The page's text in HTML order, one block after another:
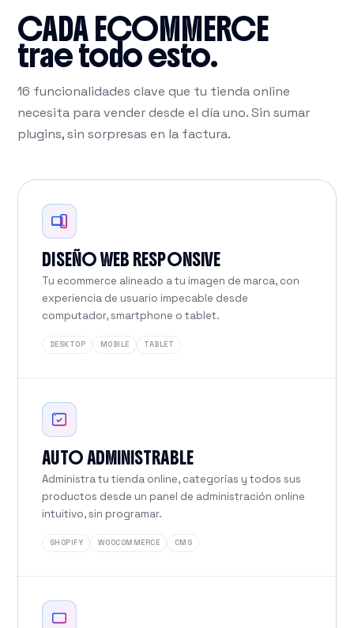
CADA ECOMMERCE
trae todo esto.
16 funcionalidades clave que tu tienda online
necesita para vender desde el día uno. Sin sumar
plugins, sin sorpresas en la factura.
DISEÑO WEB RESPONSIVE
Tu ecommerce alineado a tu imagen de marca, con
experiencia de usuario impecable desde
computador, smartphone o tablet.
DESKTOP MOBILE TABLET
AUTO ADMINISTRABLE
Administra tu tienda online, categorías y todos sus
productos desde un panel de administración online
intuitivo, sin programar.
SHOPIFY WOOCOMMERCE CMS